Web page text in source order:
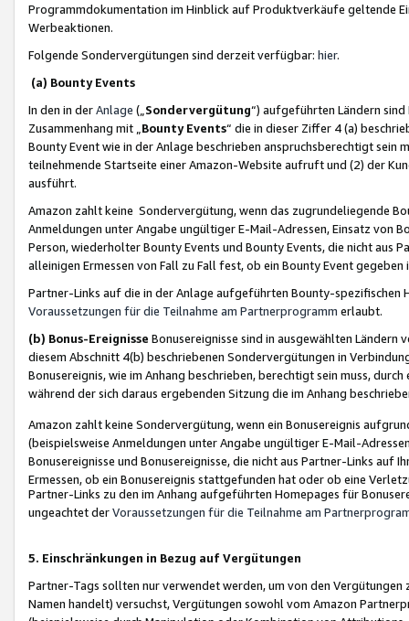
Programmdokumentation im Hinblick auf Produktverkäufe geltende
Werbeaktionen.
Folgende Sondervergütungen sind derzeit verfügbar: hier.
(a) Bounty Events
In den in derAnlage („ Sondervergütung“) aufgeführten Ländern
Zusammenhang mit „ Bounty Events“ die in dieser Ziffer 4 (a)
Bounty Event wie in der Anlage beschrieben anspruchsberechtigt sein
teilnehmende Startseite einer Amazon-Website aufruft und (2) der
ausführt.
Amazon zahlt keine Sondervergütung, wenn das zugrundeliegende
Anmeldungen unter Angabe ungültiger E-Mail-Adressen, Einsatz von
Person, wiederholter Bounty Events und Bounty Events, die nicht
alleinigen Ermessen von Fall zu Fall fest, ob ein Bounty Event
Partner-Links auf die in der Anlage aufgeführten Bounty-spezifischen
Voraussetzungen für die Teilnahme am Partnerprogramm erlaubt.
(b) Bonus-Ereignisse Bonusereignisse sind in ausgewählten Ländern
diesem Abschnitt 4(b) beschriebenen Sondervergütungen in
Bonusereignis, wie im Anhang beschrieben, berechtigt sein muss,
während der sich daraus ergebenden Sitzung die im Anhang
Amazon zahlt keine Sondervergütung, wenn ein Bonusereignis
(beispielsweise Anmeldungen unter Angabe ungültiger E-Mail-
Bonusereignisse und Bonusereignisse, die nicht aus Partner-Links auf
Ermessen, ob ein Bonusereignis stattgefunden hat oder ob eine
Partner-Links zu den im Anhang aufgeführten Homepages für
ungeachtet derVoraussetzungen für die Teilnahme am
5. Einschränkungen in Bezug auf Vergütungen
Partner-Tags sollten nur verwendet werden, um von den
Namen handelt) versuchst, Vergütungen sowohl vom Amazon